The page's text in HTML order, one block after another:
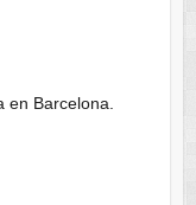
en Barcelona.